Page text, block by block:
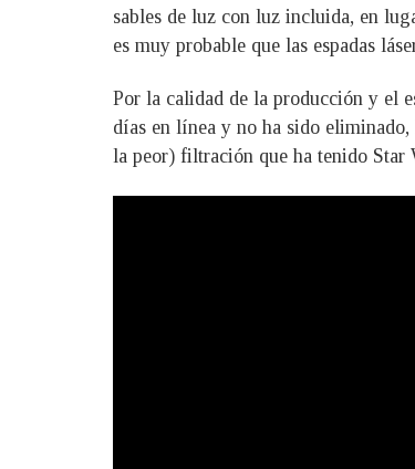
sables de luz con luz incluida, en
es muy probable que las espadas
Por la calidad de la producción y el
días en línea y no ha sido
la peor) filtración que ha tenido Star